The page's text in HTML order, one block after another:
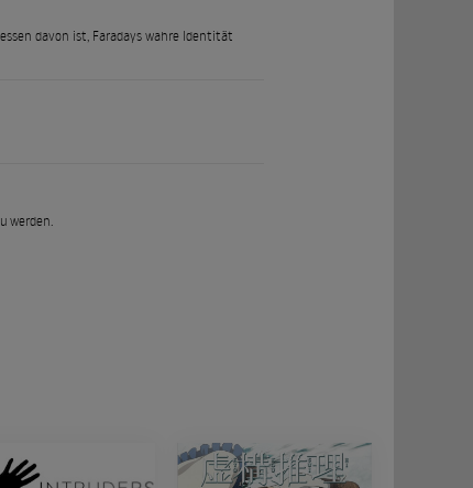
davon ist, Faradays wahre Identität
werden.